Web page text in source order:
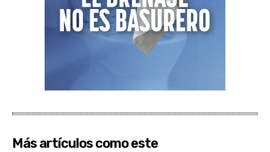
Más artículos como este